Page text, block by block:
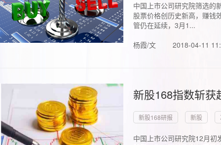
中国上市公司研究院筛选的
股票价格创历史新高，赚钱
管仍在延续，3月1...
杨霞/文
2018-04-11
新股168指数斩
新股168研报 新股
中国上市公司研究院12月初